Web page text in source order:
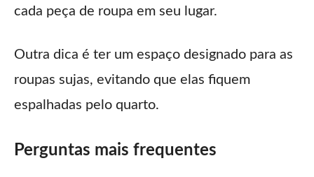
cada peça de roupa em seu lugar.
Outra dica é ter um espaço designado para as
roupas sujas, evitando que elas fiquem
espalhadas pelo quarto.
Perguntas mais frequentes